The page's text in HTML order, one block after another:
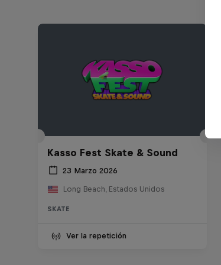
Kasso Fest Skate & Sound
23 Marzo 2026
Long Beach, Estados Unidos
SKATE
Ver la repetición